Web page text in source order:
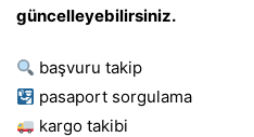
güncelleyebilirsiniz.
başvuru takip
pasaport sorgulama
kargo takibi